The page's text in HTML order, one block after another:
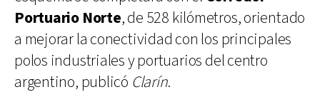
Portuario Norte, de 528 kilómetros, orientado
a mejorar la conectividad con los principales
polos industriales y portuarios del centro
argentino, publicó Clarín.